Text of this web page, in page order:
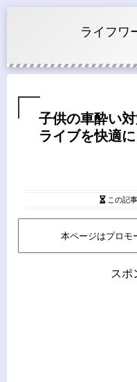
ライフワ
子供の車酔い
ライブを快適に
この記
本ページはプロモ
スポ